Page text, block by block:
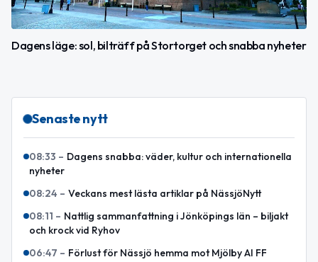
Dagens läge: sol, bilträff på Stortorget och snabba nyheter
Senaste nytt
08:33 – Dagens snabba: väder, kultur och internationella
nyheter
08:24 – Veckans mest lästa artiklar på NässjöNytt
08:11 – Nattlig sammanfattning i Jönköpings län – biljakt
och krock vid Ryhov
06:47 – Förlust för Nässjö hemma mot Mjölby AI FF